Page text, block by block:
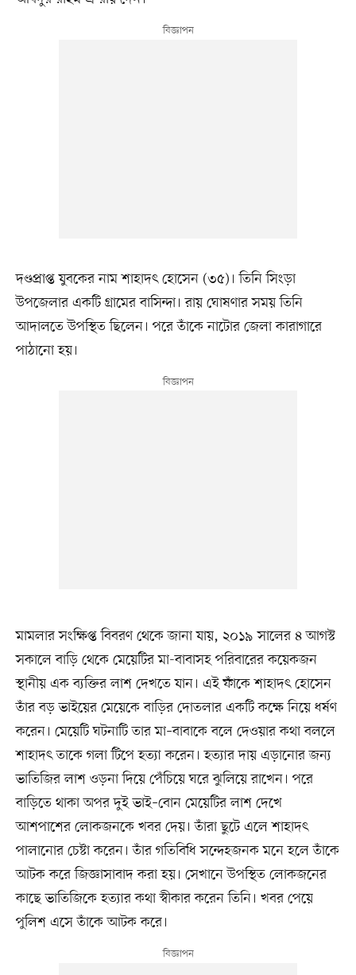
দণ্ডপ্রাপ্ত যুবকের নাম শাহাদৎ হোসেন (৩৫)। তিনি সিংড়া
উপজেলার একটি গ্রামের বাসিন্দা। রায় ঘোষণার সময় তিনি
আদালতে উপস্থিত ছিলেন। পরে তাঁকে নাটোর জেলা কারাগারে
পাঠানো হয়।
মামলার সংক্ষিপ্ত বিবরণ থেকে জানা যায়, ২০১৯ সালের ৪ আগস্ট
সকালে বাড়ি থেকে মেয়েটির মা-বাবাসহ পরিবারের কয়েকজন
স্থানীয় এক ব্যক্তির লাশ দেখতে যান। এই ফাঁকে শাহাদৎ হোসেন
তাঁর বড় ভাইয়ের মেয়েকে বাড়ির দোতলার একটি কক্ষে নিয়ে ধর্ষণ
করেন। মেয়েটি ঘটনাটি তার মা–বাবাকে বলে দেওয়ার কথা বললে
শাহাদৎ তাকে গলা টিপে হত্যা করেন। হত্যার দায় এড়ানোর জন্য
ভাতিজির লাশ ওড়না দিয়ে পেঁচিয়ে ঘরে ঝুলিয়ে রাখেন। পরে
বাড়িতে থাকা অপর দুই ভাই–বোন মেয়েটির লাশ দেখে
আশপাশের লোকজনকে খবর দেয়। তাঁরা ছুটে এলে শাহাদৎ
পালানোর চেষ্টা করেন। তাঁর গতিবিধি সন্দেহজনক মনে হলে তাঁকে
আটক করে জিজ্ঞাসাবাদ করা হয়। সেখানে উপস্থিত লোকজনের
কাছে ভাতিজিকে হত্যার কথা স্বীকার করেন তিনি। খবর পেয়ে
পুলিশ এসে তাঁকে আটক করে।